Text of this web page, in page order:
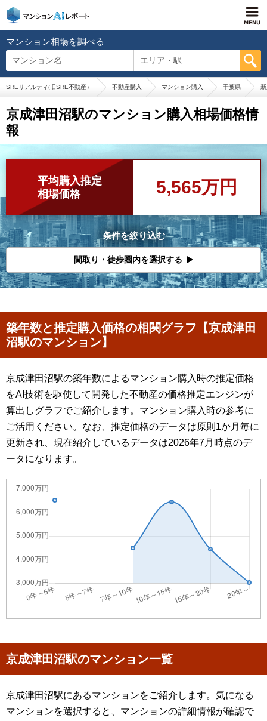
マンション相場を調べる
マンション名 エリア・駅
SREリアルティ(旧SRE不動産） 不動産購入 マンション購入 千葉県
京成津田沼駅のマンション購入相場価格情
報
平均購入推定
相場価格
5,565万円
条件を絞り込む
間取り・徒歩圏内を選択する
築年数と推定購入価格の相関グラフ【京成津田
沼駅のマンション】
京成津田沼駅の築年数によるマンション購入時の推定価格
をAI技術を駆使して開発した不動産の価格推定エンジンが
算出しグラフでご紹介します。マンション購入時の参考に
ご活用ください。なお、推定価格のデータは原則1か月毎に
更新され、現在紹介しているデータは2026年7月時点のデ
ータになります。
京成津田沼駅のマンション一覧
京成津田沼駅にあるマンションをご紹介します。気になる
マンションを選択すると、マンションの詳細情報が確認で